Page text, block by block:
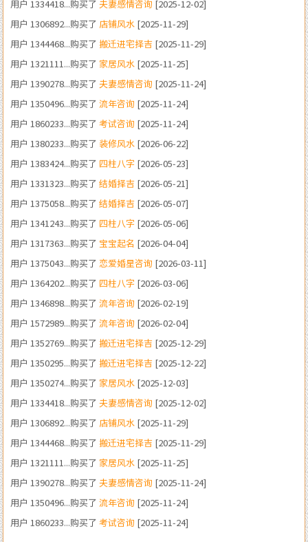
用户 1344468...购买了 搬迁进宅择吉 [2025-11-29]
用户 1321111...购买了 家居风水 [2025-11-25]
用户 1390278...购买了 夫妻感情咨询 [2025-11-24]
用户 1350496...购买了 流年咨询 [2025-11-24]
用户 1860233...购买了 考试咨询[2025-11-24]
用户 1380233...购买了 装修风水 [2026-06-22]
用户 1383424...购买了 四柱八字 [2026-05-23]
用户 1331323...购买了 结婚择吉 [2026-05-21]
用户 1375058...购买了 结婚择吉 [2026-05-07]
用户 1341243...购买了 四柱八字 [2026-05-06]
用户 1317363...购买了 宝宝起名 [2026-04-04]
用户 1375043...购买了 恋爱婚星咨询[2026-03-11]
用户 1364202...购买了 四柱八字 [2026-03-06]
用户 1346898...购买了 流年咨询[2026-02-19]
用户 1572989...购买了 流年咨询 [2026-02-04]
用户 1352769...购买了 搬迁进宅择吉[2025-12-29]
用户 1350295...购买了 搬迁进宅择吉[2025-12-22]
用户 1350274...购买了 家居风水[2025-12-03]
用户 1334418...购买了 夫妻感情咨询 [2025-12-02]
用户 1306892...购买了 店铺风水 [2025-11-29]
用户 1344468...购买了 搬迁进宅择吉 [2025-11-29]
用户 1321111...购买了 家居风水 [2025-11-25]
用户 1390278...购买了 夫妻感情咨询 [2025-11-24]
用户 1350496...购买了 流年咨询 [2025-11-24]
用户 1860233...购买了 考试咨询[2025-11-24]